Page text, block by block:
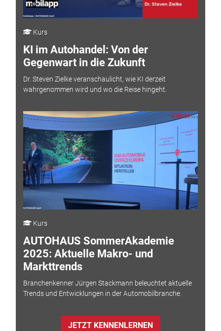
Kurs
KI im Autohandel: Von der
Gegenwart in die Zukunft
Dr. Steven Zielke veranschaulicht, wie KI derzeit
wahrgenommen wird und wo die Reise hingeht.
Kurs
AUTOHAUS SommerAkademie
2025: Aktuelle Makro- und
Markttrends
Branchenkenner Jürgen Stackmann beleuchtet aktuelle
Trends und Entwicklungen in der Automobilbranche.
JETZT KENNENLERNEN